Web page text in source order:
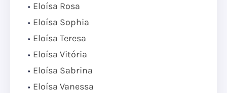
Eloísa Rosa
Eloísa Sophia
Eloísa Teresa
Eloísa Vitória
Eloísa Sabrina
Eloísa Vanessa